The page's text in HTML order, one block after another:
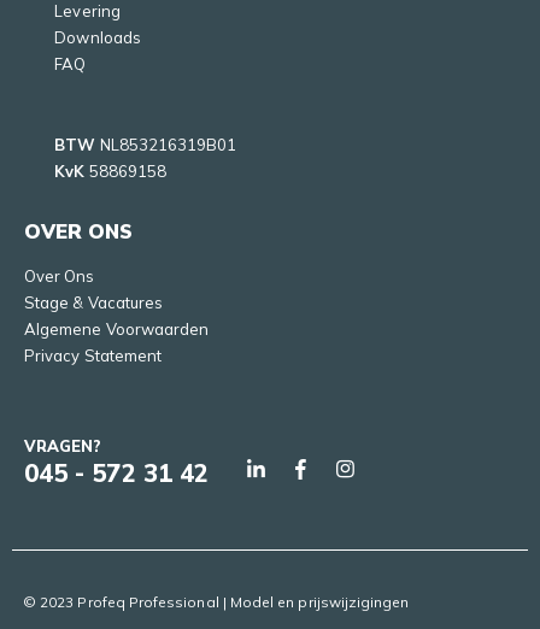
Levering
Downloads
FAQ
BTW NL853216319B01
KvK 58869158
OVER ONS
Over Ons
Stage & Vacatures
Algemene Voorwaarden
Privacy Statement
VRAGEN?
045 - 572 31 42
© 2023 Profeq Professional | Model en prijswijzigingen